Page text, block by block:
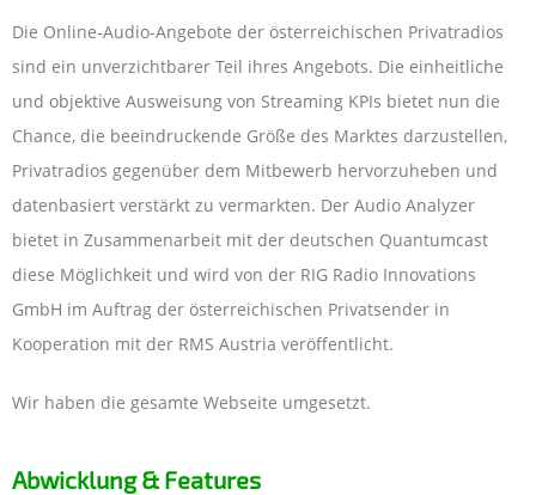
Die Online-Audio-Angebote der österreichischen Privatradios
sind ein unverzichtbarer Teil ihres Angebots. Die einheitliche
und objektive Ausweisung von Streaming KPIs bietet nun die
Chance, die beeindruckende Größe des Marktes darzustellen,
Privatradios gegenüber dem Mitbewerb hervorzuheben und
datenbasiert verstärkt zu vermarkten. Der Audio Analyzer
bietet in Zusammenarbeit mit der deutschen Quantumcast
diese Möglichkeit und wird von der RIG Radio Innovations
GmbH im Auftrag der österreichischen Privatsender in
Kooperation mit der RMS Austria veröffentlicht.
Wir haben die gesamte Webseite umgesetzt.
Abwicklung & Features